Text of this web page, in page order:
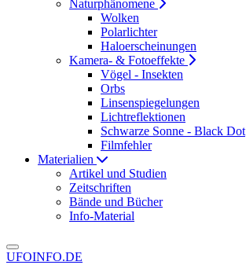
Naturphänomene
Wolken
Polarlichter
Haloerscheinungen
Kamera- & Fotoeffekte
Vögel - Insekten
Orbs
Linsenspiegelungen
Lichtreflektionen
Schwarze Sonne - Black Dot
Filmfehler
Materialien
Artikel und Studien
Zeitschriften
Bände und Bücher
Info-Material
UFOINFO.DE